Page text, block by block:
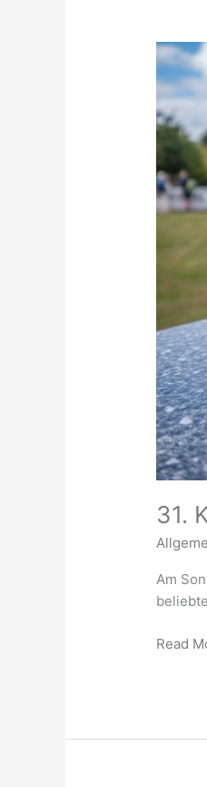
31.
Am
31.
Boccia
Open
Read